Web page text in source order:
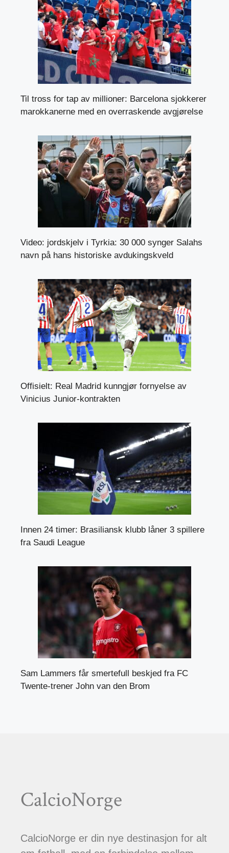
Til tross for tap av millioner: Barcelona sjokkerer
marokkanerne med en overraskende avgjørelse
Video: jordskjelv i Tyrkia: 30 000 synger Salahs
navn på hans historiske avdukingskveld
Offisielt: Real Madrid kunngjør fornyelse av
Vinicius Junior-kontrakten
Innen 24 timer: Brasiliansk klubb låner 3 spillere
fra Saudi League
Sam Lammers får smertefull beskjed fra FC
Twente-trener John van den Brom
CalcioNorge
CalcioNorge er din nye destinasjon for alt